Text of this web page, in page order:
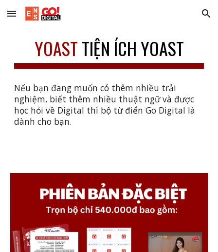
Skip to main content Skip to navigation
YOASTTIỆN ÍCH YOAST
Nếu bạn đang muốn có thêm nhiều trải
nghiệm, biết thêm nhiều thuật ngữ và được
học hỏi về Digital thì bộ từ điển Go Digital là
dành cho bạn.